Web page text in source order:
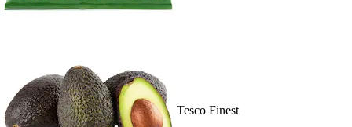
Tesco Finest